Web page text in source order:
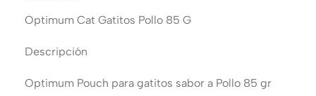
Optimum Cat Gatitos Pollo 85 G
Descripción
Optimum Pouch para gatitos sabor a Pollo 85 gr